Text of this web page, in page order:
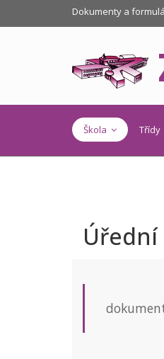
Dokumenty a
Škola Třídy
Úřední